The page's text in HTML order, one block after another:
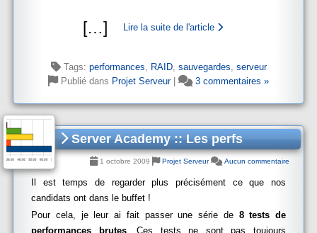
[…] Lire la suite de l'article
Tags: performances, RAID, sauvegardes, serveur
Publié dans Projet Serveur| 3 commentaires »
Server Academy :: Les perfs
1 octobre 2009 Projet Serveur Aucun commentaire
Il est temps de regarder plus précisément ce que nos
candidats ont dans le buffet !
Pour cela, je leur ai fait passer une série de 8 tests de
performances brutes. Ces tests ne sont pas toujours